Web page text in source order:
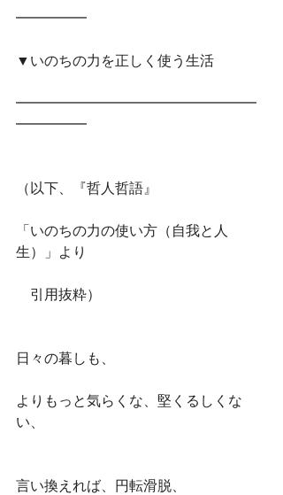
━━━━━
▼いのちの力を正しく使う生活
━━━━━━━━━━━━━━━━━
━━━━━
（以下、『哲人哲語』
「いのちの力の使い方（自我と人
生）」より
引用抜粋）
日々の暮しも、
よりもっと気らくな、堅くるしくな
い、
言い換えれば、円転滑脱、